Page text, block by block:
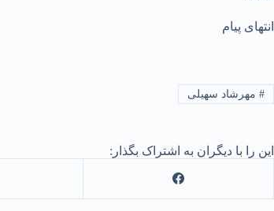
انتهای پیام
#مهرشاد سهیلی
این را با دیگران به اشتراک بگذار: